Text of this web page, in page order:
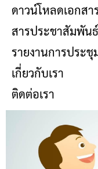
ดาวน์โหลดเอกสา
สารประชาสัมพันธ์
รายงานการประ
เกี่ยวกับเรา
ติดต่อเรา